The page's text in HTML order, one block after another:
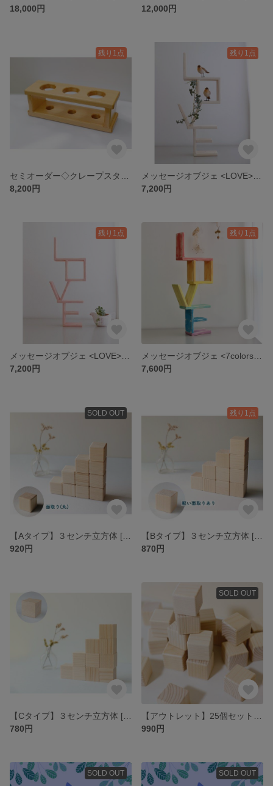
18,000円
12,000円
残り1点
8,200円
残り1点
7,200円
残り1点
7,200円
残り1点
7,600円
SOLD OUT
920円
残り1点
870円
780円
SOLD OUT
990円
SOLD OUT SOLD OUT